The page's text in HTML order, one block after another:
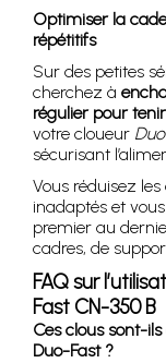
Optimiser la
répétitifs
Sur des petites
cherchez à
régulier pour
votre cloueur
sécurisant
Vous réduisez
inadaptés et
premier au
cadres, de
FAQ sur
Fast CN-350 B
Ces clous sont-
Duo-Fast ?